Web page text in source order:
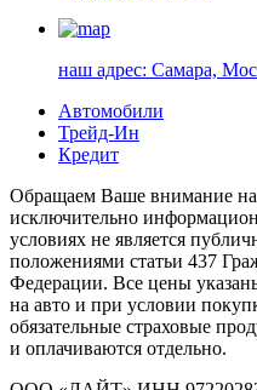
наш адрес: Самара,
Автомобили
Трейд-Ин
Кредит
Обращаем Ваше внимание на
исключительно
условиях не является
положениями статьи 437
Федерации. Все цены
на авто и при условии
обязательные страховые
и оплачиваются отдельно.